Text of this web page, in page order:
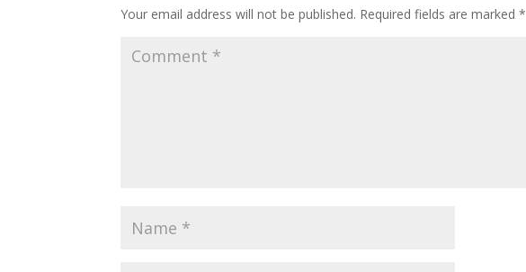
Your email address will not be published. Required fields are marked*